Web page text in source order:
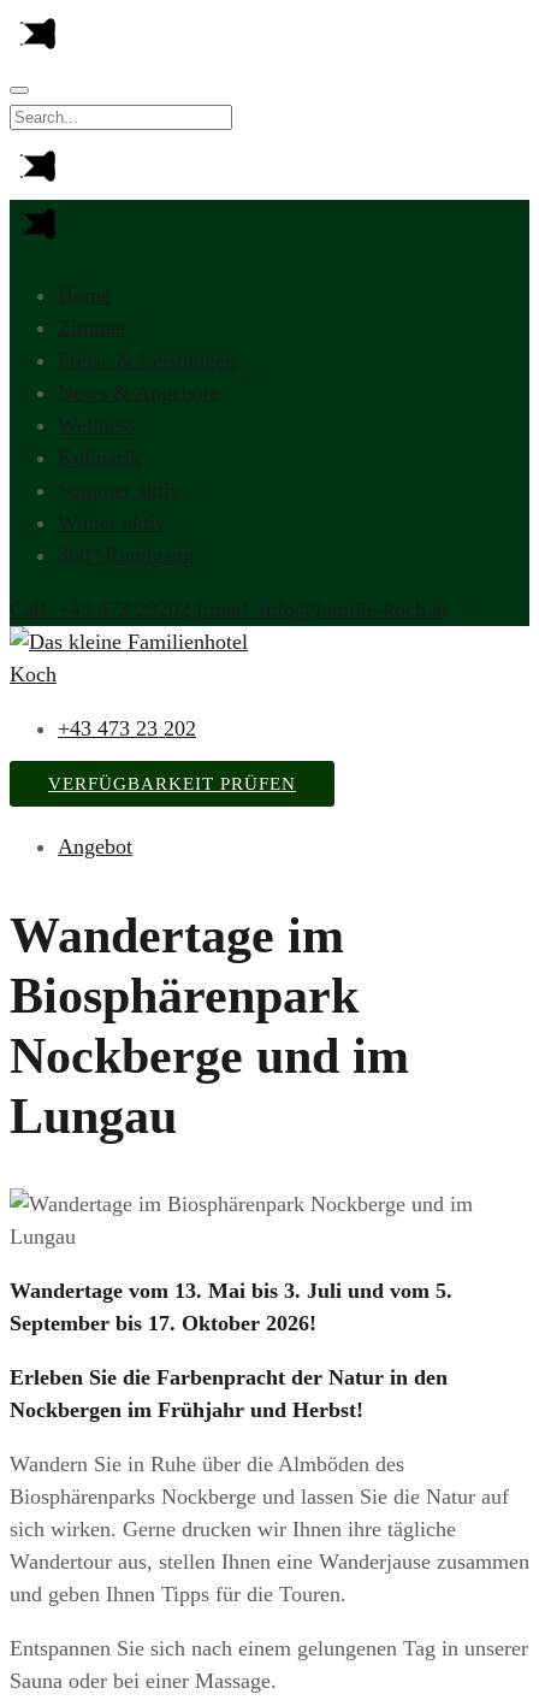
Home
Zimmer
Preise & Leistungen
News & Angebote
Wellness
Kulinarik
Sommer aktiv
Winter aktiv
360° Rundgang
Call. +43 473 23202 Email. info@familie-koch.at
+43 473 23 202
VERFÜGBARKEIT PRÜFEN
Angebot
Wandertage im
Biosphärenpark
Nockberge und im
Lungau
Wandertage vom 13. Mai bis 3. Juli und vom 5.
September bis 17. Oktober 2026!
Erleben Sie die Farbenpracht der Natur in den
Nockbergen im Frühjahr und Herbst!
Wandern Sie in Ruhe über die Almböden des
Biosphärenparks Nockberge und lassen Sie die Natur auf
sich wirken. Gerne drucken wir Ihnen ihre tägliche
Wandertour aus, stellen Ihnen eine Wanderjause zusammen
und geben Ihnen Tipps für die Touren.
Entspannen Sie sich nach einem gelungenen Tag in unserer
Sauna oder bei einer Massage.